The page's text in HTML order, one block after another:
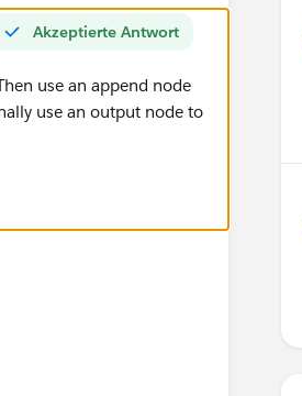
Akzeptierte Antwort
use an append node
use an output node to